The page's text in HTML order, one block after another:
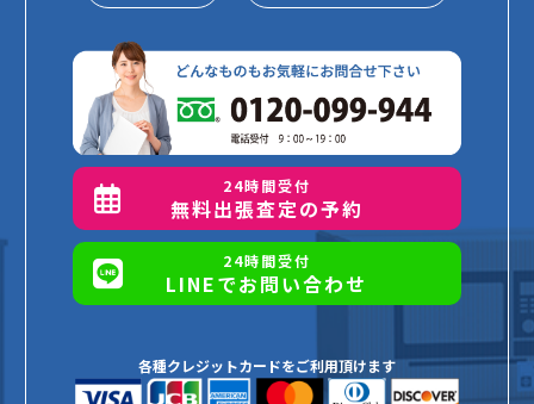
24時間受付
無料出張査定の予約
24時間受付
LINEでお問い合わせ
各種クレジットカードをご利用頂けます